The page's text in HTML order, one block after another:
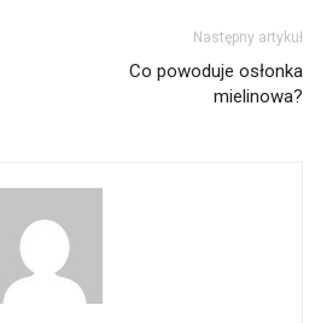
Następny artykuł
Co powoduje osłonka
mielinowa?